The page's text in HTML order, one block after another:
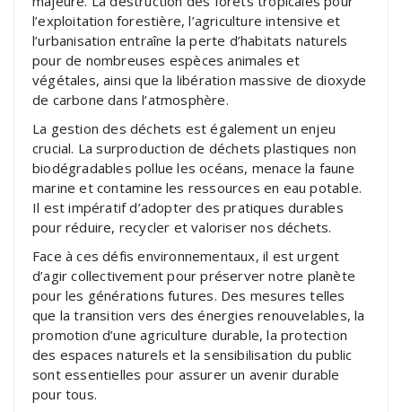
l’exploitation forestière, l’agriculture intensive et
l’urbanisation entraîne la perte d’habitats naturels
pour de nombreuses espèces animales et
végétales, ainsi que la libération massive de dioxyde
de carbone dans l’atmosphère.
La gestion des déchets est également un enjeu
crucial. La surproduction de déchets plastiques non
biodégradables pollue les océans, menace la faune
marine et contamine les ressources en eau potable.
Il est impératif d’adopter des pratiques durables
pour réduire, recycler et valoriser nos déchets.
Face à ces défis environnementaux, il est urgent
d’agir collectivement pour préserver notre planète
pour les générations futures. Des mesures telles
que la transition vers des énergies renouvelables, la
promotion d’une agriculture durable, la protection
des espaces naturels et la sensibilisation du public
sont essentielles pour assurer un avenir durable
pour tous.